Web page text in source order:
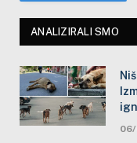
ANALIZIRALI SMO